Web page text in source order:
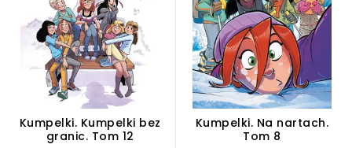
Kumpelki. Kumpelki bez
granic. Tom 12
Kumpelki. Na nartach.
Tom 8